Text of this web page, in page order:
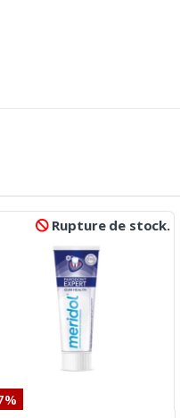
Rupture de stock.